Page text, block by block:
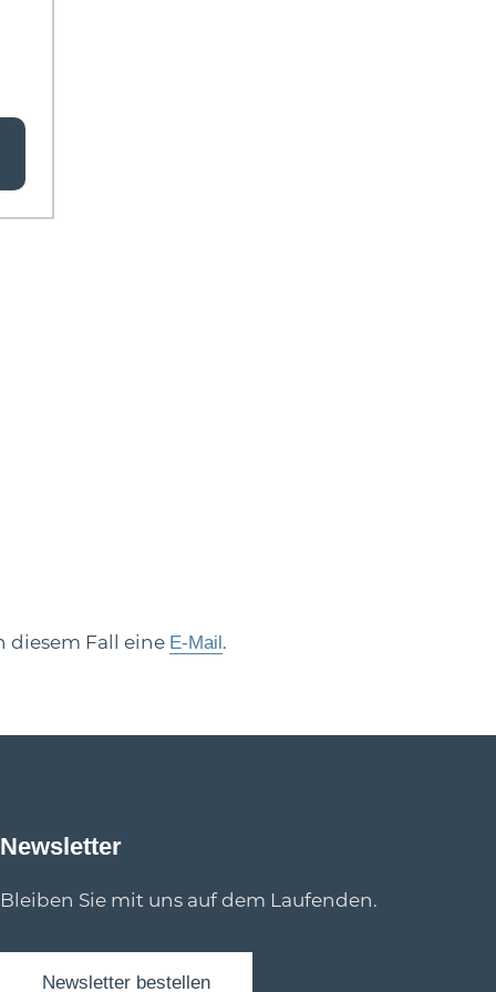
diesem Fall eine E-Mail.
Newsletter
Bleiben Sie mit uns auf dem Laufenden.
Newsletter bestellen